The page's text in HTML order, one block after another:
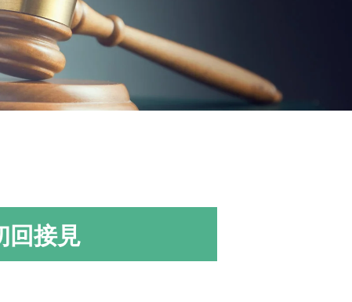
回接見